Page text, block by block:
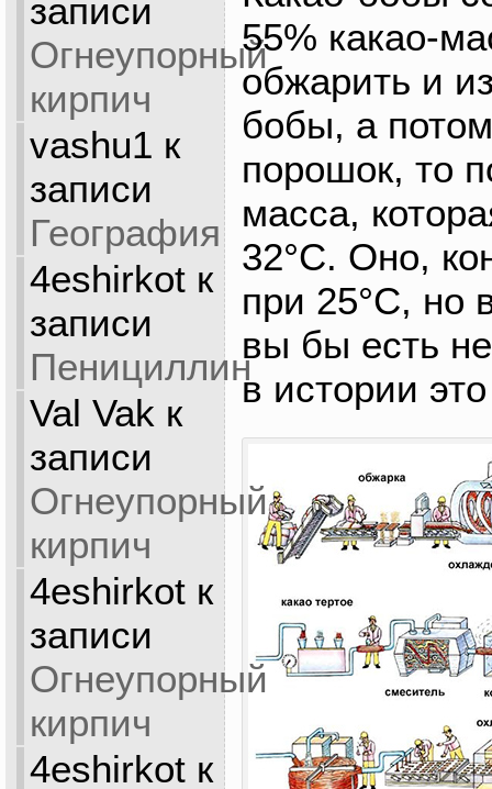
записи
Огнеупорный
кирпич
vashu1 к
записи
География
4eshirkotк
записи
Пенициллин
Val Vak к
записи
Огнеупорный
кирпич
4eshirkotк
записи
Огнеупорный
кирпич
4eshirkotк
55% какао-
обжарить и
бобы, а
порошок, то
масса,
32°C. Оно,
при 25°C, но
вы бы есть
в истории